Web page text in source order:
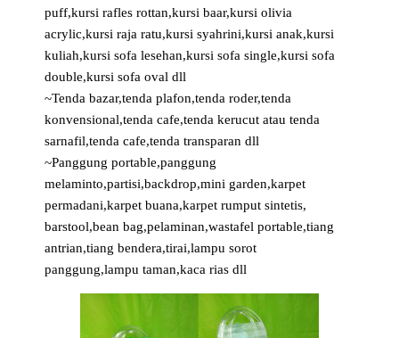
puff,kursi rafles rottan,kursi baar,kursi olivia
acrylic,kursi raja ratu,kursi syahrini,kursi anak,kursi
kuliah,kursi sofa lesehan,kursi sofa single,kursi sofa
double,kursi sofa oval dll
~Tenda bazar,tenda plafon,tenda roder,tenda
konvensional,tenda cafe,tenda kerucut atau tenda
sarnafil,tenda cafe,tenda transparan dll
~Panggung portable,panggung
melaminto,partisi,backdrop,mini garden,karpet
permadani,karpet buana,karpet rumput sintetis,
barstool,bean bag,pelaminan,wastafel portable,tiang
antrian,tiang bendera,tirai,lampu sorot
panggung,lampu taman,kaca rias dll